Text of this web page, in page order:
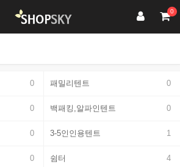
0
0 패밀리텐트 0
0 백패킹,알파인텐트 0
0 3-5인인용텐트 1
0 쉼터 4